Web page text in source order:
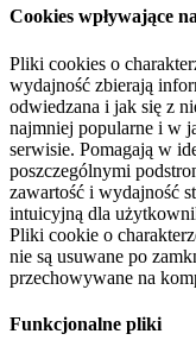
Cookies wpływające
Pliki cookies o
wydajność zbierają
odwiedzana i jak się z
najmniej popularne i w
serwisie. Pomagają w
poszczególnymi
zawartość i wydajność
intuicyjną dla
Pliki cookie o
nie są usuwane po
przechowywane na
Funkcjonalne pliki